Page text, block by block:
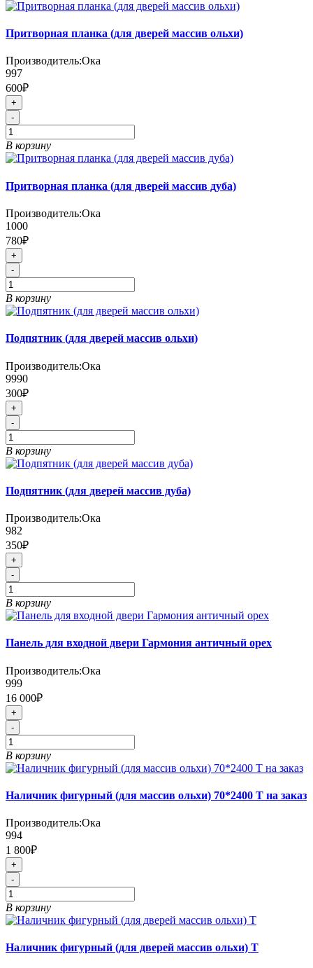
Притворная планка (для дверей массив ольхи)
Производитель:Ока
997
600₽
+
-
В корзину
Притворная планка (для дверей массив дуба)
Производитель:Ока
1000
780₽
+
-
В корзину
Подпятник (для дверей массив ольхи)
Производитель:Ока
9990
300₽
+
-
В корзину
Подпятник (для дверей массив дуба)
Производитель:Ока
982
350₽
+
-
В корзину
Панель для входной двери Гармония античный орех
Производитель:Ока
999
16 000₽
+
-
В корзину
Наличник фигурный (для массив ольхи) 70*2400 Т на заказ
Производитель:Ока
994
1 800₽
+
-
В корзину
Наличник фигурный (для дверей массив ольхи) Т